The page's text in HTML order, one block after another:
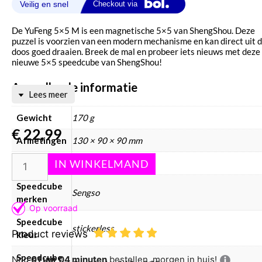
De YuFeng 5×5 M is een magnetische 5×5 van ShengShou. Deze
puzzel is voorzien van een modern mechanisme en kan direct uit
doos goed draaien. Breek de mal en probeer iets nieuws met deze
nieuwe 5×5 speedcube van ShengShou!
Aanvullende informatie
Gewicht 170 g
Afmetingen 130 × 90 × 90 mm
Merken SENGSO
Speedcube
merken
Sengso
Speedcube
kleur
stickerless
Speedcube
Lees meer
€22,99
Product reviews
Nog01 uur 03 minutenbestellen, morgen in huis!